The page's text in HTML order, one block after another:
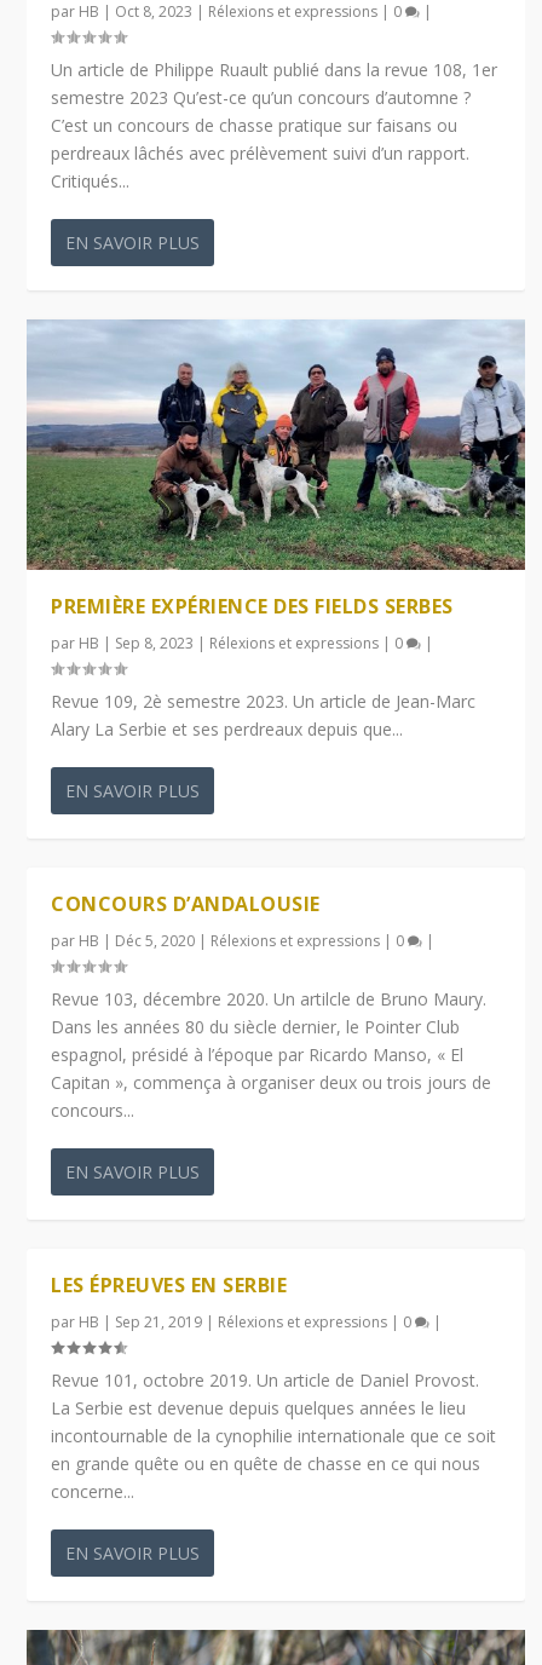
par HB | Oct 8, 2023 | Rélexions et expressions | 0 |
Un article de Philippe Ruault publié dans la revue 108, 1er
semestre 2023 Qu’est-ce qu’un concours d’automne ?
C’est un concours de chasse pratique sur faisans ou
perdreaux lâchés avec prélèvement suivi d’un rapport.
Critiqués...
EN SAVOIR PLUS
PREMIÈRE EXPÉRIENCE DES FIELDS SERBES
par HB | Sep 8, 2023 | Rélexions et expressions | 0 |
Revue 109, 2è semestre 2023. Un article de Jean-Marc
Alary La Serbie et ses perdreaux depuis que...
EN SAVOIR PLUS
CONCOURS D’ANDALOUSIE
par HB | Déc 5, 2020 | Rélexions et expressions | 0 |
Revue 103, décembre 2020. Un artilcle de Bruno Maury.
Dans les années 80 du siècle dernier, le Pointer Club
espagnol, présidé à l’époque par Ricardo Manso, « El
Capitan », commença à organiser deux ou trois jours de
concours...
EN SAVOIR PLUS
LES ÉPREUVES EN SERBIE
par HB | Sep 21, 2019 | Rélexions et expressions | 0 |
Revue 101, octobre 2019. Un article de Daniel Provost.
La Serbie est devenue depuis quelques années le lieu
incontournable de la cynophilie internationale que ce soit
en grande quête ou en quête de chasse en ce qui nous
concerne...
EN SAVOIR PLUS